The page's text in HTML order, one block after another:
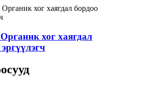
хог хаягдал